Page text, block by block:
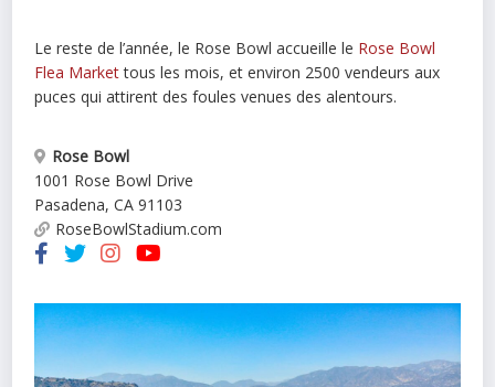
Le reste de l’année, le Rose Bowl accueille le Rose Bowl
Flea Markettous les mois, et environ 2500 vendeurs aux
puces qui attirent des foules venues des alentours.
Rose Bowl
1001 Rose Bowl Drive
Pasadena, CA 91103
RoseBowlStadium.com